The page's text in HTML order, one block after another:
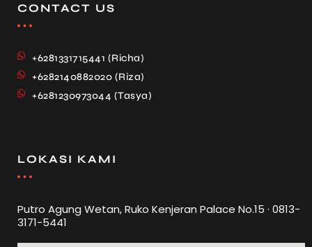
CONTACT US
+6281331715441 (Richa)
+6282140882020 (Riza)
+6281230973044 (Tasya)
LOKASI KAMI
Putro Agung Wetan, Ruko Kenjeran Palace No.15 · 0813-
3171-5441